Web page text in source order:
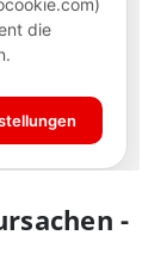
-